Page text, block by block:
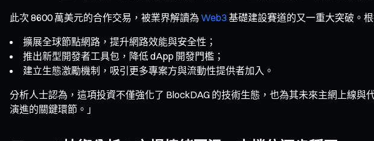
此次 8600 萬美元的合作交易，被業界解讀為 Web3 基礎建設賽道的又一重大突破。
擴展全球節點網路，提升網路效能與安全性；
推出新型開發者工具包，降低 dApp 開發門檻；
建立生態激勵機制，吸引更多專案方與流動性提供者加入。
分析人士認為，這項投資不僅強化了 BlockDAG 的技術生態，也為其未來主網上線
演進的關鍵環節。」